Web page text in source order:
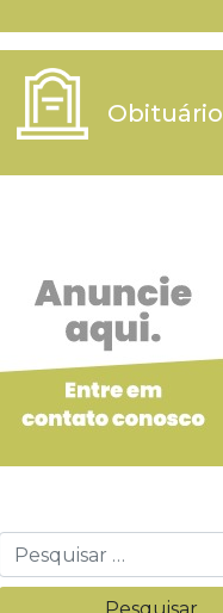
Obituário